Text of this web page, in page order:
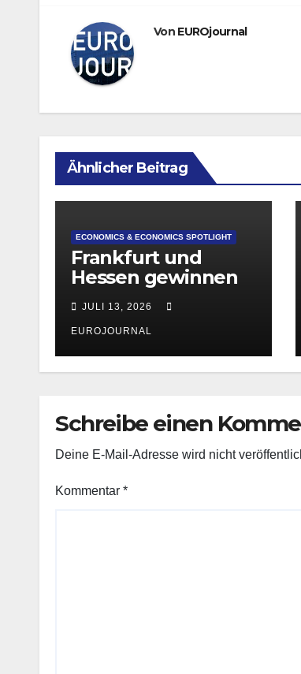
Von EUROjournal
Ähnlicher Beitrag
ECONOMICS & ECONOMICS SPOTLIGHT
Frankfurt und
Hessen gewinnen
Attraktivität für
Startup-
Gründungen
JULI 13, 2026
EUROJOURNAL
Schreibe einen
Deine E-Mail-Adresse wird nicht
Kommentar *